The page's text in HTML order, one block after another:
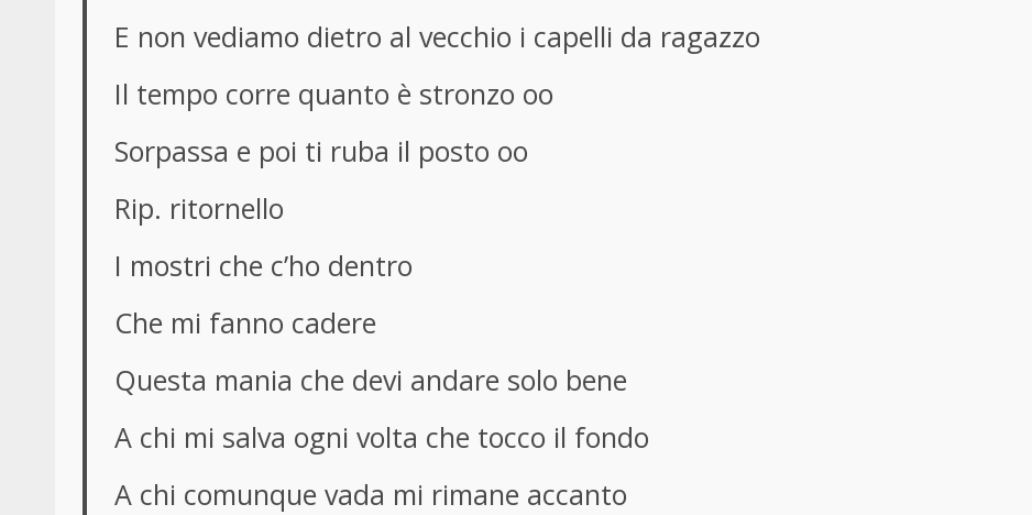
E non vediamo dietro al vecchio i capelli da ragazzo
Il tempo corre quanto è stronzo oo
Sorpassa e poi ti ruba il posto oo
Rip. ritornello
I mostri che c’ho dentro
Che mi fanno cadere
Questa mania che devi andare solo bene
A chi mi salva ogni volta che tocco il fondo
A chi comunque vada mi rimane accanto